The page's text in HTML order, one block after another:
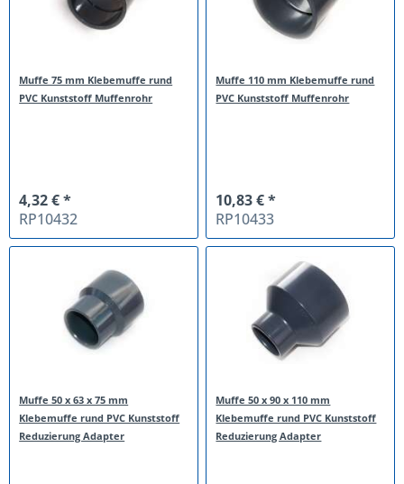
Muffe 75 mm Klebemuffe rund
PVC Kunststoff Muffenrohr
4,32 € *
RP10432
Muffe 110 mm Klebemuffe rund
PVC Kunststoff Muffenrohr
10,83 € *
RP10433
Muffe 50 x 63 x 75 mm
Klebemuffe rund PVC Kunststoff
Reduzierung Adapter
Muffe 50 x 90 x 110 mm
Klebemuffe rund PVC Kunststoff
Reduzierung Adapter